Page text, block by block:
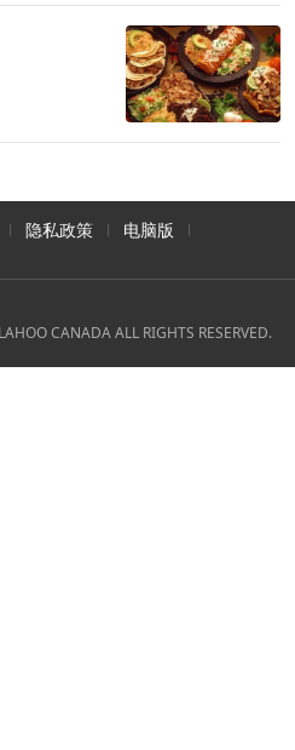
隐私政策 电脑版
CANADA ALL RIGHTS RESERVED.